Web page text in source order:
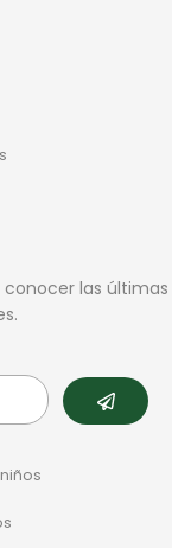
las últimas